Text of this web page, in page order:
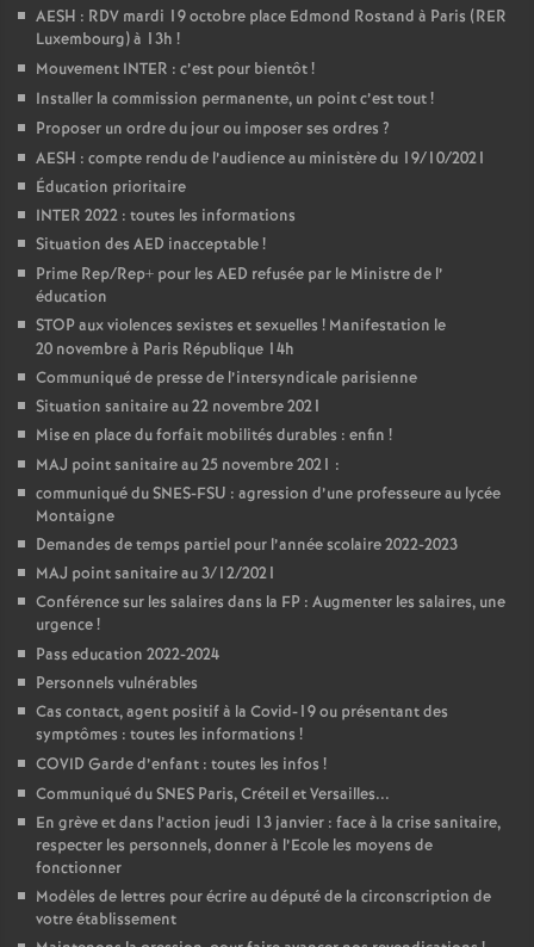
AESH : RDV mardi 19 octobre place Edmond Rostand à Paris (RER
Luxembourg) à 13h !
Mouvement INTER : c’est pour bientôt!
Installer la commission permanente, un point c’est tout!
Proposer un ordre du jour ou imposer ses ordres ?
AESH : compte rendu de l’audience au ministère du 19/10/2021
Éducation prioritaire
INTER 2022 : toutes les informations
Situation des AED inacceptable!
Prime Rep/Rep+ pour les AED refusée par le Ministre de l’
éducation
STOP aux violences sexistes et sexuelles ! Manifestation le
20 novembre à Paris République 14h
Communiqué de presse de l’intersyndicale parisienne
Situation sanitaire au 22 novembre 2021
Mise en place du forfait mobilités durables : enfin !
MAJ point sanitaire au 25 novembre 2021 :
communiqué du SNES-FSU : agression d’une professeure au lycée
Montaigne
Demandes de temps partiel pour l’année scolaire 2022-2023
MAJ point sanitaire au 3/12/2021
Conférence sur les salaires dans la FP : Augmenter les salaires, une
urgence!
Pass education 2022-2024
Personnels vulnérables
Cas contact, agent positif à la Covid-19 ou présentant des
symptômes : toutes les informations !
COVID Garde d’enfant : toutes les infos !
Communiqué du SNES Paris, Créteil et Versailles...
En grève et dans l’action jeudi 13 janvier : face à la crise sanitaire,
respecter les personnels, donner à l’Ecole les moyens de
fonctionner
Modèles de lettres pour écrire au député de la circonscription de
votre établissement